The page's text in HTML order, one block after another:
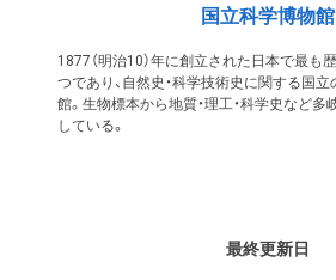
国立科学博物館
1877（明治10）年に創立された日本で最も
つであり、自然史・科学技術史に関する国
館。生物標本から地質・理工・科学史など
している。
最終更新日